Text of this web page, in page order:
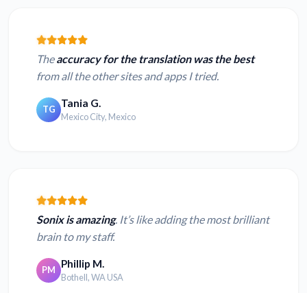
Theaccuracy for the translation was the best
from all the other sites and apps I tried.
TG Tania G.
Mexico City, Mexico
Sonix is amazing. It’s like adding the most brilliant
brain to my staff.
PM Phillip M.
Bothell, WA USA